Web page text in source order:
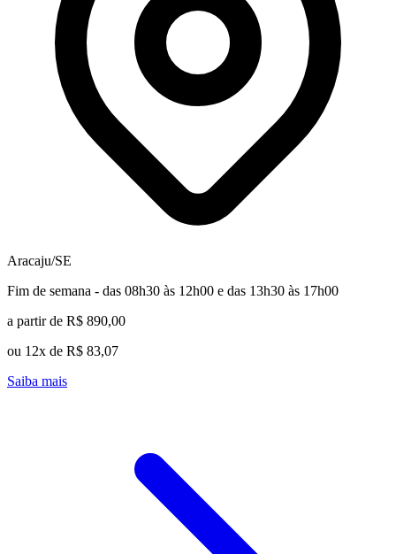
Aracaju/SE
Fim de semana - das 08h30 às 12h00 e das 13h30 às 17h00
a partir de R$ 890,00
ou 12x de R$ 83,07
Saiba mais